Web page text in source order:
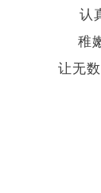
认
稚
让无